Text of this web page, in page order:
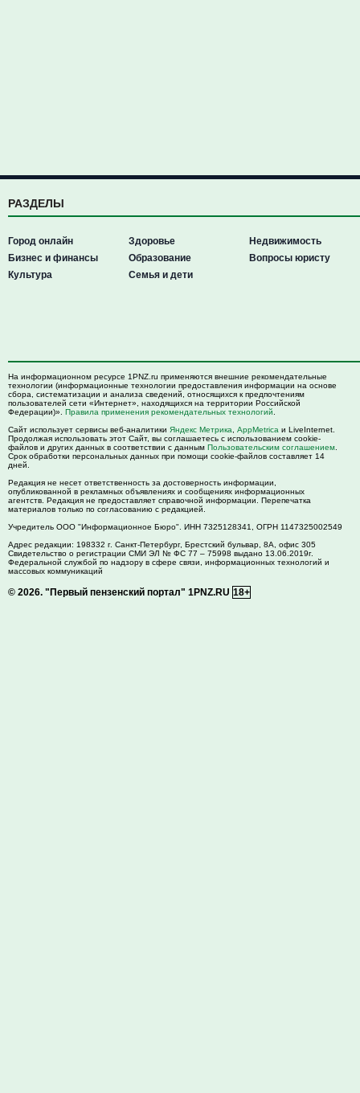
РАЗДЕЛЫ
Город онлайн
Бизнес и финансы
Культура
Здоровье
Образование
Семья и дети
Недвижимость
Вопросы юристу
На информационном ресурсе 1PNZ.ru применяются внешние рекомендательные
технологии (информационные технологии предоставления информации на основе
сбора, систематизации и анализа сведений, относящихся к предпочтениям
пользователей сети «Интернет», находящихся на территории Российской
Федерации)». Правила применения рекомендательных технологий
Сайт использует сервисы веб-аналитики Яндекс Метрика AppMetrica и LiveInternet.
Продолжая использовать этот Сайт, вы соглашаетесь с использованием cookie-
файлов и других данных в соответствии с данным Пользовательским соглашением
Срок обработки персональных данных при помощи cookie-файлов составляет 14
дней.
Редакция не несет ответственность за достоверность информации,
опубликованной в рекламных объявлениях и сообщениях информационных
агентств. Редакция не предоставляет справочной информации. Перепечатка
материалов только по согласованию с редакцией.
Учредитель ООО "Информационное Бюро". ИНН 7325128341, ОГРН 1147325002549
Адрес редакции: 198332 г. Санкт-Петербург, Брестский бульвар, 8А, офис 305
Свидетельство о регистрации СМИ ЭЛ № ФС 77 – 75998 выдано 13.06.2019г.
Федеральной службой по надзору в сфере связи, информационных технологий и
массовых коммуникаций
© 2026. "Первый пензенский портал" 1PNZ.RU 18+